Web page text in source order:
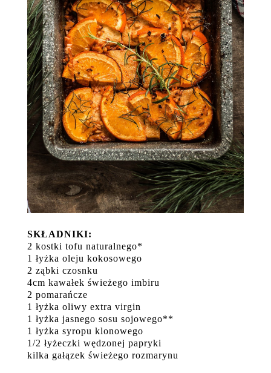
SKŁADNIKI:
2 kostki tofu naturalnego*
1 łyżka oleju kokosowego
2 ząbki czosnku
4cm kawałek świeżego imbiru
2 pomarańcze
1 łyżka oliwy extra virgin
1 łyżka jasnego sosu sojowego**
1 łyżka syropu klonowego
1/2 łyżeczki wędzonej papryki
kilka gałązek świeżego rozmarynu